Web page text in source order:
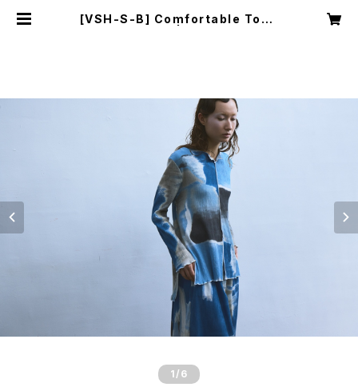
[VSH-S-B] Comfortable Tops
1 /6